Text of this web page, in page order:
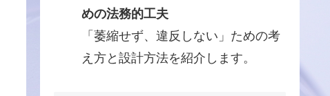
めの法務的工夫
「萎縮せず、違反しない」ための考
え方と設計方法を紹介します。